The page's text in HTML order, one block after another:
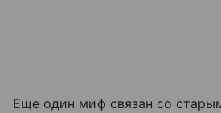
Еще один миф связан со